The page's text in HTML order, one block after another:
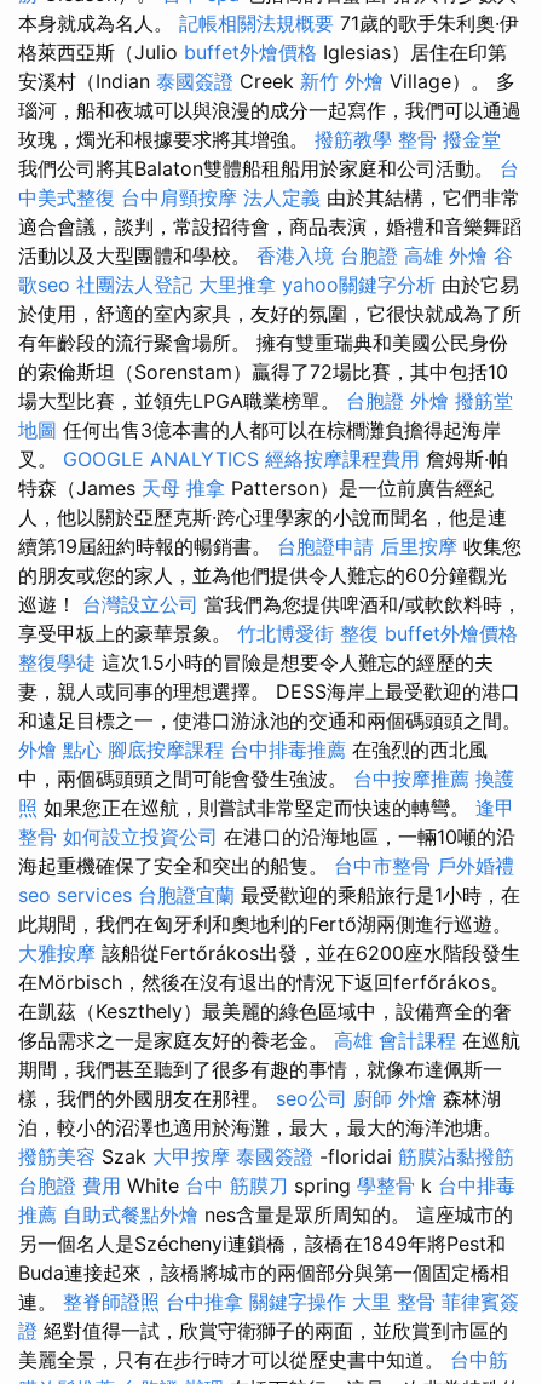
本身就成為名人。 記帳相關法規概要 71歲的歌手朱利奧·伊
格萊西亞斯（Julio buffet外燴價格 Iglesias）居住在印第
安溪村（Indian 泰國簽證 Creek 新竹 外燴 Village）。 多
瑙河，船和夜城可以與浪漫的成分一起寫作，我們可以通過
玫瑰，燭光和根據要求將其增強。 撥筋教學 整骨 撥金堂
我們公司將其Balaton雙體船租船用於家庭和公司活動。 台
中美式整復 台中肩頸按摩 法人定義 由於其結構，它們非常
適合會議，談判，常設招待會，商品表演，婚禮和音樂舞蹈
活動以及大型團體和學校。 香港入境 台胞證 高雄 外燴 谷
歌seo 社團法人登記 大里推拿 yahoo關鍵字分析 由於它易
於使用，舒適的室內家具，友好的氛圍，它很快就成為了所
有年齡段的流行聚會場所。 擁有雙重瑞典和美國公民身份
的索倫斯坦（Sorenstam）贏得了72場比賽，其中包括10
場大型比賽，並領先LPGA職業榜單。 台胞證 外燴 撥筋堂
地圖 任何出售3億本書的人都可以在棕櫚灘負擔得起海岸
叉。 GOOGLE ANALYTICS 經絡按摩課程費用 詹姆斯·帕
特森（James 天母 推拿 Patterson）是一位前廣告經紀
人，他以關於亞歷克斯·跨心理學家的小說而聞名，他是連
續第19屆紐約時報的暢銷書。 台胞證申請 后里按摩 收集您
的朋友或您的家人，並為他們提供令人難忘的60分鐘觀光
巡遊！ 台灣設立公司 當我們為您提供啤酒和/或軟飲料時，
享受甲板上的豪華景象。 竹北博愛街 整復 buffet外燴價格
整復學徒 這次1.5小時的冒險是想要令人難忘的經歷的夫
妻，親人或同事的理想選擇。 DESS海岸上最受歡迎的港口
和遠足目標之一，使港口游泳池的交通和兩個碼頭頭之間。
外燴 點心 腳底按摩課程 台中排毒推薦 在強烈的西北風
中，兩個碼頭頭之間可能會發生強波。 台中按摩推薦 換護
照 如果您正在巡航，則嘗試非常堅定而快速的轉彎。 逢甲
整骨 如何設立投資公司 在港口的沿海地區，一輛10噸的沿
海起重機確保了安全和突出的船隻。 台中市整骨 戶外婚禮
seo services 台胞證宜蘭 最受歡迎的乘船旅行是1小時，在
此期間，我們在匈牙利和奧地利的Fertő湖兩側進行巡遊。
大雅按摩 該船從Fertőrákos出發，並在6200座水階段發生
在Mörbisch，然後在沒有退出的情況下返回ferfőrákos。
在凱茲（Keszthely）最美麗的綠色區域中，設備齊全的奢
侈品需求之一是家庭友好的養老金。 高雄 會計課程 在巡航
期間，我們甚至聽到了很多有趣的事情，就像布達佩斯一
樣，我們的外國朋友在那裡。 seo公司 廚師 外燴 森林湖
泊，較小的沼澤也適用於海灘，最大，最大的海洋池塘。
撥筋美容 Szak 大甲按摩 泰國簽證 -floridai 筋膜沾黏撥筋
台胞證 費用 White 台中 筋膜刀 spring 學整骨 k 台中排毒
推薦 自助式餐點外燴 nes含量是眾所周知的。 這座城市的
另一個名人是Széchenyi連鎖橋，該橋在1849年將Pest和
Buda連接起來，該橋將城市的兩個部分與第一個固定橋相
連。 整脊師證照 台中推拿 關鍵字操作 大里 整骨 菲律賓簽
證 絕對值得一試，欣賞守衛獅子的兩面，並欣賞到市區的
美麗全景，只有在步行時才可以從歷史書中知道。 台中筋